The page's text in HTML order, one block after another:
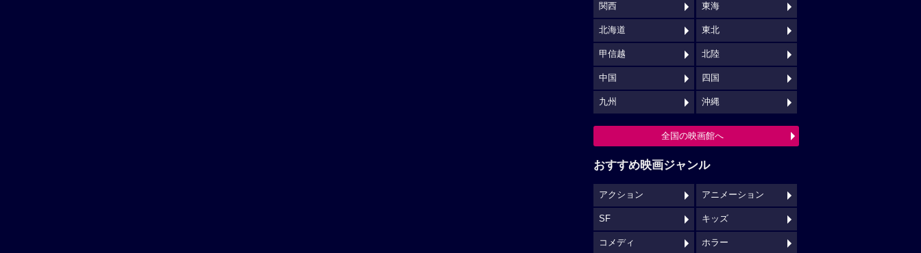
関西 東海
北海道 東北
甲信越 北陸
中国 四国
九州 沖縄
全国の映画館へ
おすすめ映画ジャンル
アクション アニメーション
SF キッズ
コメディ ホラー